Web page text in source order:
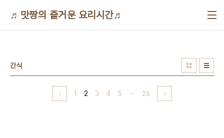
♬맛짱의 즐거운 요리시간♬
간식
1 2 3 4 5 ··· 26